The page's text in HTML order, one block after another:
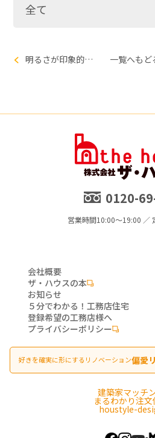
全て
明るさが印象的なシンプルモダンの家 一覧へもど
0120-
営業時間10:00～19:00
会社概要
ザ・ハウスの本
お知らせ
５分でわかる！工務店住宅
登録希望の工務店様へ
プライバシーポリシー
好きを確実に形にするリノベーション偏愛
建築家マッチ
まるわかり注
houstyle-